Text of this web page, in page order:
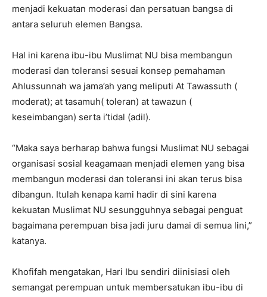
menjadi kekuatan moderasi dan persatuan bangsa di
antara seluruh elemen Bangsa.
Hal ini karena ibu-ibu Muslimat NU bisa membangun
moderasi dan toleransi sesuai konsep pemahaman
Ahlussunnah wa jama’ah yang meliputi At Tawassuth (
moderat); at tasamuh( toleran) at tawazun (
keseimbangan) serta i’tidal (adil).
“Maka saya berharap bahwa fungsi Muslimat NU sebagai
organisasi sosial keagamaan menjadi elemen yang bisa
membangun moderasi dan toleransi ini akan terus bisa
dibangun. Itulah kenapa kami hadir di sini karena
kekuatan Muslimat NU sesungguhnya sebagai penguat
bagaimana perempuan bisa jadi juru damai di semua lini,”
katanya.
Khofifah mengatakan, Hari Ibu sendiri diinisiasi oleh
semangat perempuan untuk membersatukan ibu-ibu di